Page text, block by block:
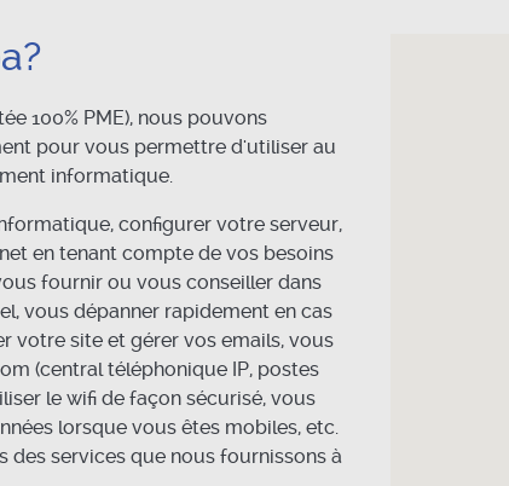
100% PME), nous pouvons
pour vous permettre d'utiliser au
informatique.
configurer votre serveur,
en tenant compte de vos besoins
fournir ou vous conseiller dans
vous dépanner rapidement en cas
votre site et gérer vos emails, vous
(central téléphonique IP, postes
le wifi de façon sécurisé, vous
lorsque vous êtes mobiles, etc.
des services que nous fournissons à